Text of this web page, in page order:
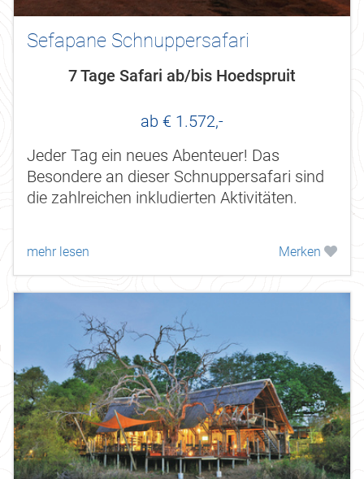
Sefapane Schnuppersafari
7 Tage Safari ab/bis Hoedspruit
ab € 1.572,-
Jeder Tag ein neues Abenteuer! Das
Besondere an dieser Schnuppersafari sind
die zahlreichen inkludierten Aktivitäten.
mehr lesen Merken